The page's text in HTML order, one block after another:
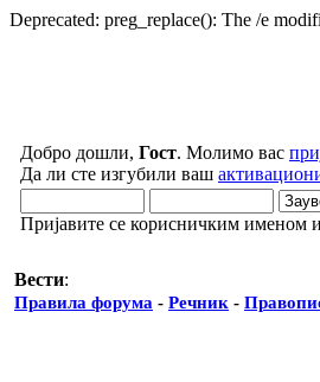
Deprecated: preg_replace(): The /e
Добро дошли, Гост. Молимо вас
Да ли сте изгубили ваш
Пријавите се корисничким именом
Вести:
Правила форума - Речник -